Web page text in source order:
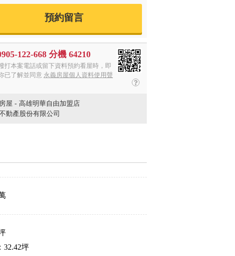
預約留言
122-668 分機 64210
打本案電話或留下資料預約看屋時，即
已了解並同意 永義房屋個人資料使用聲
屋 - 高雄明華自由加盟店
動產股份有限公司
32.42坪